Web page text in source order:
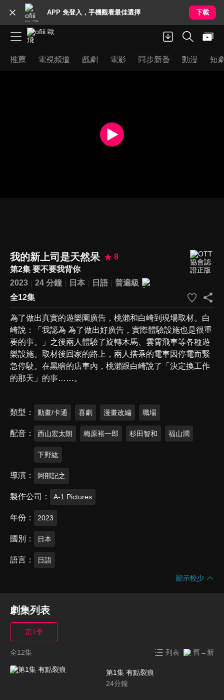
APP 免登入，手機觀看最佳選擇 下載
推薦 電視頻道 戲劇 電影 同步新番 動漫 短
我的新上司是天然呆
8
第2集 要不要我背你
2023
24 分鐘 日本 日語
普遍級
全12集
為了做出真實的遊樂園廣告，桃瀨和白崎到現場取材。白
崎說：「我認為 為了做出好廣告，實際體驗設施也是很重
要的事。」之後兩人體驗了旋轉木馬、雲霄飛車等各種遊
樂設施。取材後回家的路上，兩人搭乘的電車因停電而緊
急停駛。在黑暗的店車內，桃瀨跟白崎說了「決定換工作
的那天」的事……。
類型 動畫/卡通 喜劇 漫畫改編 職場
配音 西山宏太朗 梅原裕一郎 杉田智和 福山潤
下野紘
導演 阿部記之
製作公司 A-1 Pictures
年份 2023
國別 日本
語言 日語
顯示較少
劇集列表
第1季
全12集 列表 舊→新
第1集 有點裂痕
24分鐘